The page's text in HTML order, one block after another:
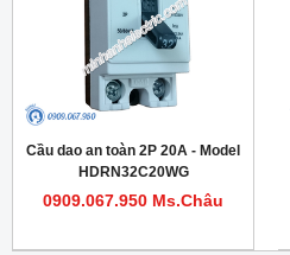
Cầu dao an toàn 2P 20A - Model
HDRN32C20WG
0909.067.950 Ms.Châu